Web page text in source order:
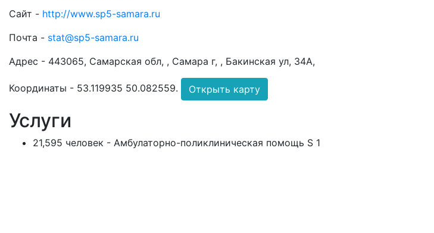
Сайт - http://www.sp5-samara.ru
Почта - stat@sp5-samara.ru
Адрес - 443065, Самарская обл, , Самара г, , Бакинская ул, 34А,
Координаты - 53.119935 50.082559. Открыть карту
Услуги
21,595 человек - Амбулаторно-поликлиническая помощь S 1